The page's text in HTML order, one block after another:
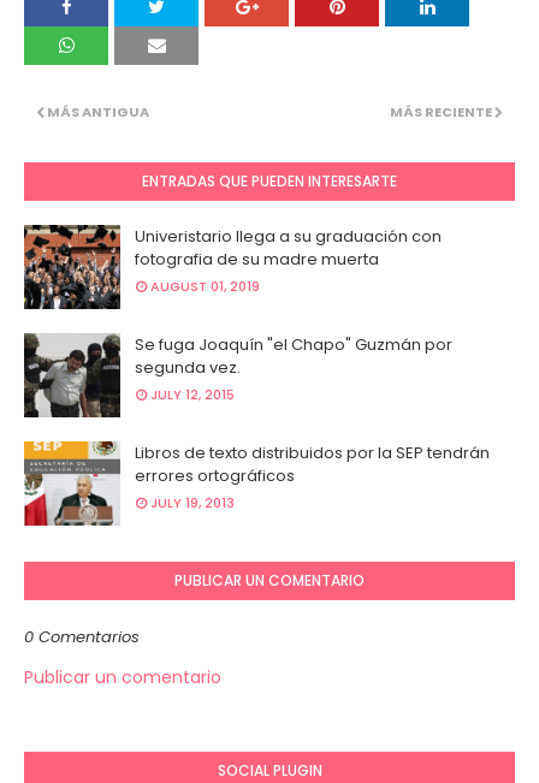
MÁS RECIENTE
MÁS ANTIGUA
ENTRADAS QUE PUEDEN INTERESARTE
Univeristario llega a su graduación con
fotografia de su madre muerta
AUGUST 01, 2019
Se fuga Joaquín "el Chapo" Guzmán por
segunda vez.
JULY 12, 2015
Libros de texto distribuidos por la SEP tendrán
errores ortográficos
JULY 19, 2013
PUBLICAR UN COMENTARIO
0 Comentarios
Publicar un comentario
SOCIAL PLUGIN